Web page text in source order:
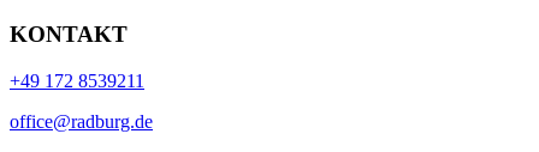
KONTAKT
+49 172 8539211
office@radburg.de